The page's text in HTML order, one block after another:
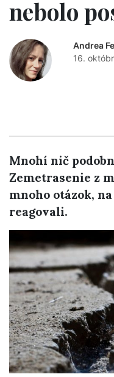
nebolo
Andrea
16.
Mnohí nič
Zemetrasenie z
mnoho otázok,
reagovali.